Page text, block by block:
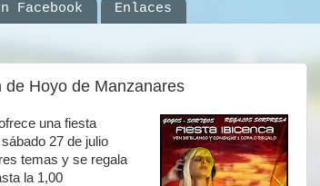
Facebook Enlaces
Hoyo de Manzanares
una fiesta
27 de julio
temas y se regala
la 1,00